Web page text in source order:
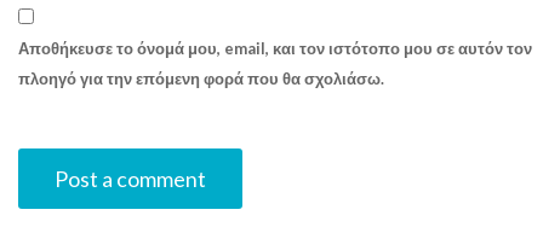
Αποθήκευσε το όνομά μου, email, και τον ιστότοπο μου σε αυτόν τον
πλοηγό για την επόμενη φορά που θα σχολιάσω.